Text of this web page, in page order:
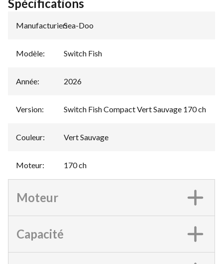
Spécifications
Manufacturier:
Sea-Doo
Modèle: Switch Fish
Année: 2026
Version: Switch Fish Compact Vert Sauvage 170 ch
Couleur: Vert Sauvage
Moteur: 170 ch
Moteur
Capacité